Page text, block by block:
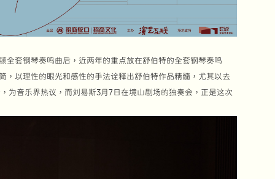
套钢琴奏鸣曲后，近两年的重点放在舒伯特的全套钢琴奏鸣
以理性的眼光和感性的手法诠释出舒伯特作品精髓，尤其以去
为音乐界热议，而刘易斯3月7日在境山剧场的独奏会，正是这次